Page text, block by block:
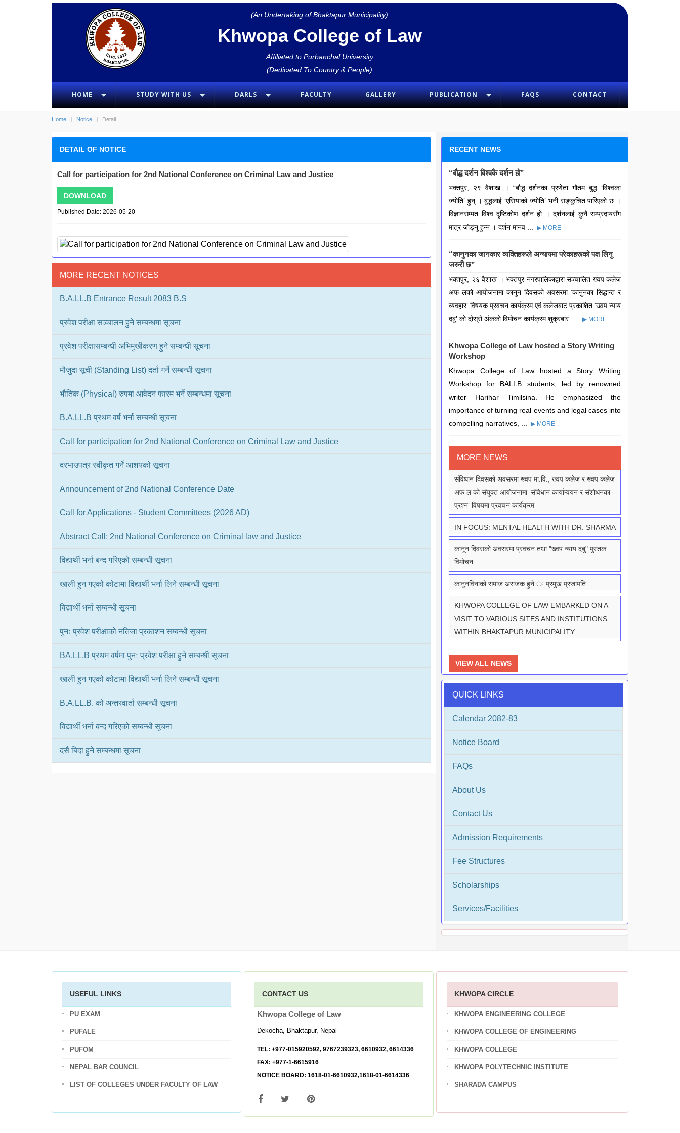
(An Undertaking of Bhaktapur Municipality)
Khwopa College of Law
Affiliated to Purbanchal University
(Dedicated To Country & People)
HOME STUDY WITH US DARLS FACULTY GALLERY PUBLICATION FAQS CONTACT
Home Notice Detail
DETAIL OF NOTICE
Call for participation for 2nd National Conference on Criminal Law and Justice
DOWNLOAD
Published Date: 2026-05-20
MORE RECENT NOTICES
B.A.LL.B Entrance Result 2083 B.S
प्रवेश परीक्षा सञ्चालन हुने सम्बन्धमा सूचना
प्रवेश परीक्षासम्बन्धी अभिमुखीकरण हुने सम्बन्धी सूचना
मौजुदा सूची (Standing List) दर्ता गर्ने सम्बन्धी सूचना
भौतिक (Physical) रुपमा आवेदन फारम भर्ने सम्बन्धमा सूचना
B.A.LL.B प्रथम वर्ष भर्ना सम्बन्धी सूचना
Call for participation for 2nd National Conference on Criminal Law and Justice
दरभाउपत्र स्वीकृत गर्ने आशयको सूचना
Announcement of 2nd National Conference Date
Call for Applications - Student Committees (2026 AD)
Abstract Call: 2nd National Conference on Criminal law and Justice
विद्यार्थी भर्ना बन्द गरिएको सम्बन्धी सूचना
खाली हुन गएको कोटामा विद्यार्थी भर्ना लिने सम्बन्धी सूचना
विद्यार्थी भर्ना सम्बन्धी सूचना
पुनः प्रवेश परीक्षाको नतिजा प्रकाशन सम्बन्धी सूचना
BA.LL.B प्रथम वर्षमा पुनः प्रवेश परीक्षा हुने सम्बन्धी सूचना
खाली हुन गएको कोटामा विद्यार्थी भर्ना लिने सम्बन्धी सूचना
B.A.LL.B. को अन्तरवार्ता सम्बन्धी सूचना
विद्यार्थी भर्ना बन्द गरिएको सम्बन्धी सूचना
दसैं बिदा हुने सम्बन्धमा सूचना
RECENT NEWS
“बौद्ध दर्शन विश्वकै दर्शन हो”
भक्तपुर, २९ वैशाख । “बौद्ध दर्शनका प्रणेता गौतम बुद्ध ‘विश्वका
ज्योति’ हुन् । बुद्धलाई ‘एसियाको ज्योति’ भनी सङ्कुचित पारिएको छ ।
विज्ञानसम्मत विश्व दृष्टिकोण दर्शन हो । दर्शनलाई कुनै सम्प्रदायसँग
मात्र जोड्नु हुन्न । दर्शन मानव ...
▶ MORE
“कानुनका जानकार व्यक्तिहरूले अन्यायमा परेकाहरूको पक्ष लिनु
जरुरी छ”
भक्तपुर, २६ वैशाख । भक्तपुर नगरपालिकाद्वारा सञ्चालित ख्वप कलेज
अफ लको आयोजनामा कानुन दिवसको अवसरमा ‘कानुनका सिद्धान्त र
व्यवहार’ विषयक प्रवचन कार्यक्रम एवं कलेजबाट प्रकाशित ‘ख्वप न्याय
दबु’ को दोस्रो अंकको विमोचन कार्यक्रम शुक्रबार ....
▶ MORE
Khwopa College of Law hosted a Story Writing
Workshop
Khwopa College of Law hosted a Story Writing
Workshop for BALLB students, led by renowned
writer Harihar Timilsina. He emphasized the
importance of turning real events and legal cases into
compelling narratives, ...
▶ MORE
MORE NEWS
संविधान दिवसको अवसरमा ख्वप मा.वि., ख्वप कलेज र ख्वप कलेज
अफ ल को संयुक्त आयोजनामा ‘संविधान कार्यान्वयन र संशोधनका
प्रश्न’ विषयमा प्रवचन कार्यक्रम
IN FOCUS: MENTAL HEALTH WITH DR. SHARMA
कानून दिवसको अवसरमा प्रवचन तथा "ख्वप न्याय दबु" पुस्तक
विमोचन
कानुनविनाको समाज अराजक हुने ः प्रमुख प्रजापति
KHWOPA COLLEGE OF LAW EMBARKED ON A
VISIT TO VARIOUS SITES AND INSTITUTIONS
WITHIN BHAKTAPUR MUNICIPALITY.
VIEW ALL NEWS
QUICK LINKS
Calendar 2082-83
Notice Board
FAQs
About Us
Contact Us
Admission Requirements
Fee Structures
Scholarships
Services/Facilities
USEFUL LINKS
PU EXAM
PUFALE
PUFOM
NEPAL BAR COUNCIL
LIST OF COLLEGES UNDER FACULTY OF LAW
CONTACT US
Khwopa College of Law
Dekocha, Bhaktapur, Nepal
TEL: +977-015920592, 9767239323, 6610932, 6614336
FAX: +977-1-6615916
NOTICE BOARD: 1618-01-6610932,1618-01-6614336
KHWOPA CIRCLE
KHWOPA ENGINEERING COLLEGE
KHWOPA COLLEGE OF ENGINEERING
KHWOPA COLLEGE
KHWOPA POLYTECHNIC INSTITUTE
SHARADA CAMPUS